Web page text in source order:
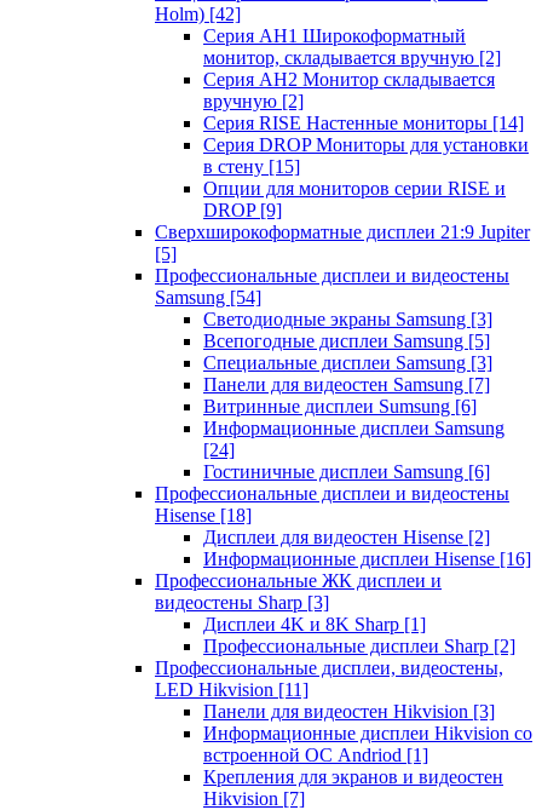
Holm) [42]
Серия AH1 Широкоформатный
монитор, складывается вручную [2]
Серия AH2 Монитор складывается
вручную [2]
Серия RISE Настенные мониторы [14]
Серия DROP Мониторы для установки
в стену [15]
Опции для мониторов серии RISE и
DROP [9]
Сверхширокоформатные дисплеи 21:9 Jupiter
[5]
Профессиональные дисплеи и видеостены
Samsung [54]
Светодиодные экраны Samsung [3]
Всепогодные дисплеи Samsung [5]
Специальные дисплеи Samsung [3]
Панели для видеостен Samsung [7]
Витринные дисплеи Sumsung [6]
Информационные дисплеи Samsung
[24]
Гостиничные дисплеи Samsung [6]
Профессиональные дисплеи и видеостены
Hisense [18]
Дисплеи для видеостен Hisense [2]
Информационные дисплеи Hisense [16]
Профессиональные ЖК дисплеи и
видеостены Sharp [3]
Дисплеи 4K и 8K Sharp [1]
Профессиональные дисплеи Sharp [2]
Профессиональные дисплеи, видеостены,
LED Hikvision [11]
Панели для видеостен Hikvision [3]
Информационные дисплеи Hikvision со
встроенной ОС Andriod [1]
Крепления для экранов и видеостен
Hikvision [7]